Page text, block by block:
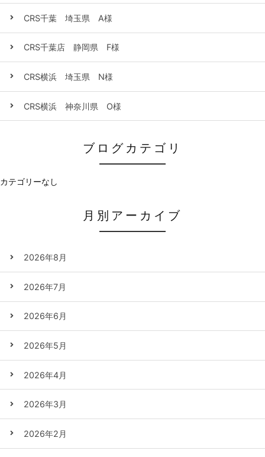
CRS千葉 埼玉県 A様
CRS千葉店 静岡県 F様
CRS横浜 埼玉県 N様
CRS横浜 神奈川県 O様
ブログカテゴリ
カテゴリーなし
月別アーカイブ
2026年8月
2026年7月
2026年6月
2026年5月
2026年4月
2026年3月
2026年2月